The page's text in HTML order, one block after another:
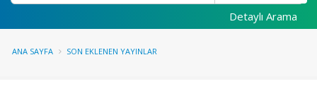
Detaylı Arama
ANA SAYFA SON EKLENEN YAYINLAR